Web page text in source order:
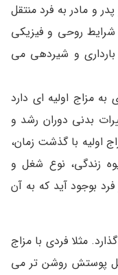
و مادر به فرد منتقل
روحی و فیزیکی
و شیردهی می
مزاج اولیه ای دارد
بدنی دوران رشد و
اولیه با گذشت زمان،
زندگی، نوع شغل و
بوجود آید که به آن
مثلا فردی با مزاج
پوستش روشن تر می